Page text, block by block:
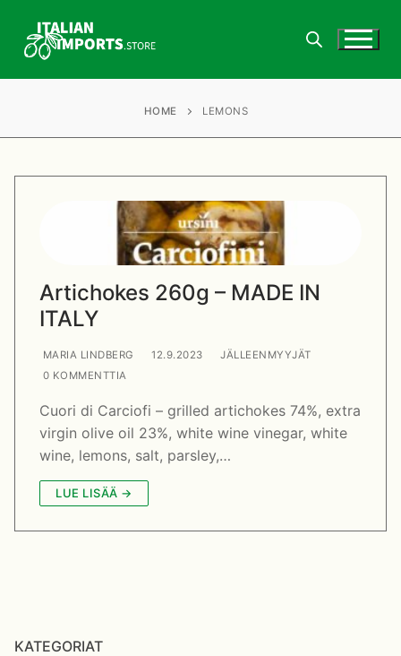
sisältöön
Yhteystiedot
Ostaminen ja toimitukset
Laskutustiedot
Kauppa & Tuotteet
Jälleenmyyjät
Kieli
Svenska
English
HOME LEMONS
Artichokes 260g – MADE IN
ITALY
MARIA LINDBERG 12.9.2023
JÄLLEENMYYJÄT
0 KOMMENTTIA
Cuori di Carciofi – grilled artichokes 74%, extra
virgin olive oil 23%, white wine vinegar, white
wine, lemons, salt, parsley,…
LUE LISÄÄ →
KATEGORIAT